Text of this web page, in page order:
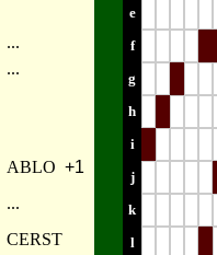
...
...
ABLO +1
...
CERST
e
f
g
h
i
j
k
l